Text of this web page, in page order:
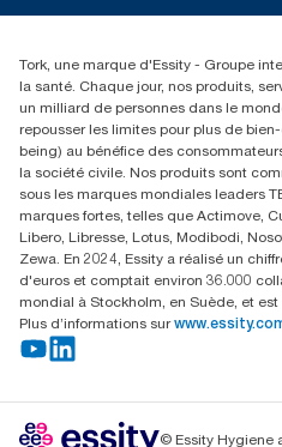
01 85 07 92 00
Tork, une marque d'Essity - Groupe
la santé. Chaque jour, nos produits,
un milliard de personnes dans le
repousser les limites pour plus de
being) au bénéfice des
la société civile. Nos produits sont
sous les marques mondiales leaders
marques fortes, telles que Actimove,
Libero, Libresse, Lotus, Modibodi,
Zewa. En 2024, Essity a réalisé un
d'euros et comptait environ 36.000
mondial à Stockholm, en Suède, et
Plus d’informations sur
© Essity Hygiene